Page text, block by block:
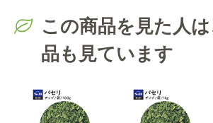
この商品を見た人
品も見ています